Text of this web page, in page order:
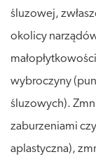
śluzowej,
okolicy
wybroczyny
śluzowych).
zaburzeniami
aplastyczna),